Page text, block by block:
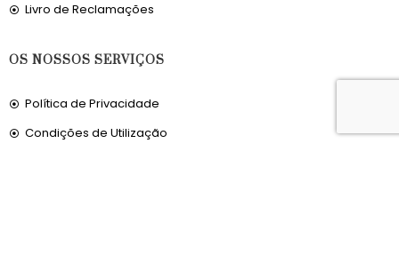
Livro de Reclamações
OS NOSSOS SERVIÇOS
Política de Privacidade
Condições de Utilização